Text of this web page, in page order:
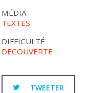
MÉDIA
TEXTES
DIFFICULTÉ
DECOUVERTE
TWEETER